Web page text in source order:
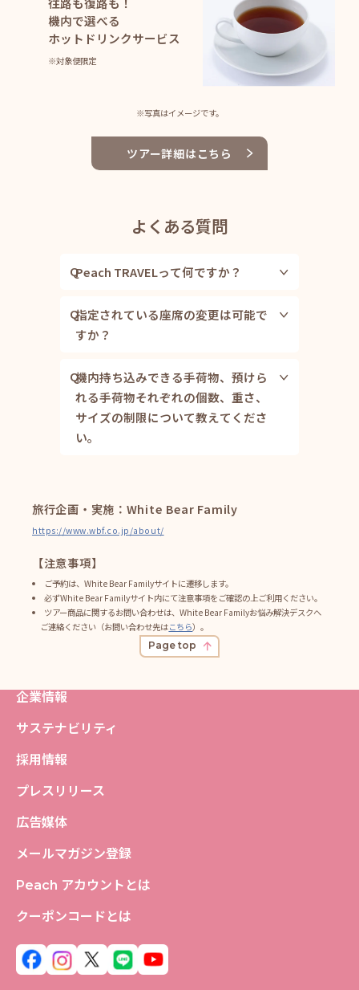
機内で選べる
ホットドリンクサービス
※対象便限定
※写真はイメージです。
ツアー詳細はこちら
よくある質問
QPeach TRAVELって何ですか？
になったお得なパッケージツアーサービス
です。
Q指定されている座席の変更は可能で
すか？
できません。座席指定の追加や変更は必ず
ご出発日前で弊社営業時間内にお問い合わ
せくださいませ。
Q機内持ち込みできる手荷物、預けら
れる手荷物それぞれの個数、重さ、
サイズの制限について教えてくださ
い。
・1人あたり合計7.0kgまで
・ツアー用の航空券の場合、お一人様１個2
0㎏までが無料です。
・3辺の合計が203cm以内
※個数や重さが超過しているお手荷物は、
手荷物カウンターにて有料でお預けくださ
利用頂けます。
旅行企画・実施：White Bear Family
https://www.wbf.co.jp/about/
【注意事項】
ご予約は、White Bear Familyサイトに遷移します。
必ずWhite Bear Familyサイト内にて注意事項をご確認の上ご利用ください。
ツアー商品に関するお問い合わせは、White Bear Familyお悩み解決デスクへ
ご連絡ください（お問い合わせ先はこちら）。
Page top
企業情報
サステナビリティ
採用情報
プレスリリース
広告媒体
メールマガジン登録
Peach アカウントとは
クーポンコードとは